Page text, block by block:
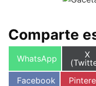
Comparte
Compartir
WhatsApp
en
X
Compartir
Facebook